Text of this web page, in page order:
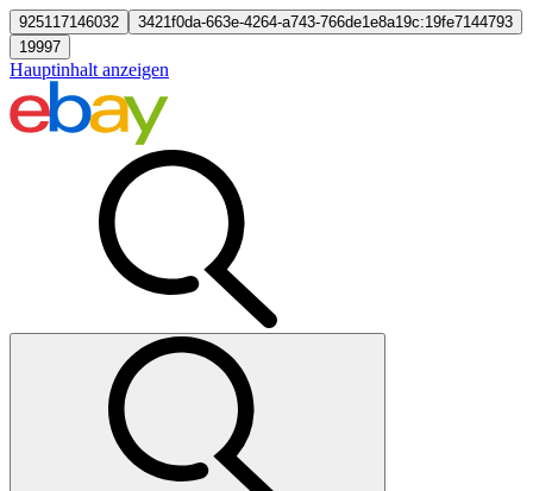
925117146032
3421f0da-663e-4264-a743-766de1e8a19c:19fe7144793
19997
Hauptinhalt anzeigen